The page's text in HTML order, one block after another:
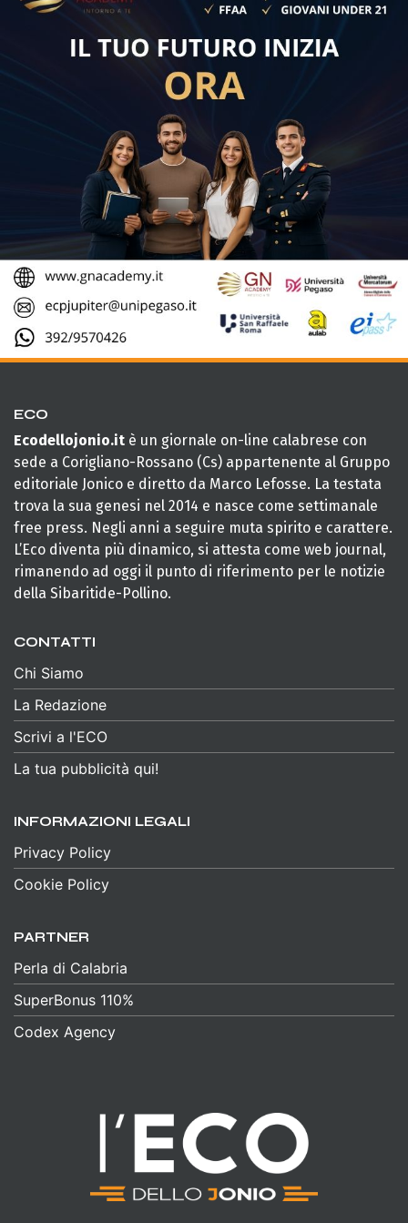
ECO
Ecodellojonio.it è un giornale on-line calabrese con
sede a Corigliano-Rossano (Cs) appartenente al Gruppo
editoriale Jonico e diretto da Marco Lefosse. La testata
trova la sua genesi nel 2014 e nasce come settimanale
free press. Negli anni a seguire muta spirito e carattere.
L’Eco diventa più dinamico, si attesta come web journal,
rimanendo ad oggi il punto di riferimento per le notizie
della Sibaritide-Pollino.
CONTATTI
Chi Siamo
La Redazione
Scrivi a l'ECO
La tua pubblicità qui!
INFORMAZIONI LEGALI
Privacy Policy
Cookie Policy
PARTNER
Perla di Calabria
SuperBonus 110%
Codex Agency